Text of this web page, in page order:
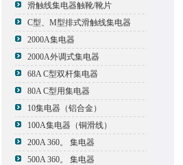
滑触线集电器触靴/靴片
C型、M型排式滑触线集电器
2000A集电器
2000A外调式集电器
68A C型双杆集电器
80A C型用集电器
10集电器（铝合金）
100A集电器（铜滑线）
200A 360。 集电器
500A 360。 集电器